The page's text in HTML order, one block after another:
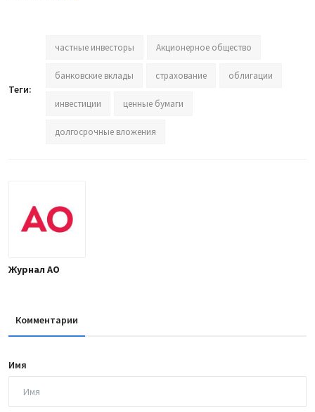
Теги:
частные инвесторы Акционерное общество
банковские вклады страхование облигации
инвестиции ценные бумаги
долгосрочные вложения
Журнал АО
Комментарии
Имя